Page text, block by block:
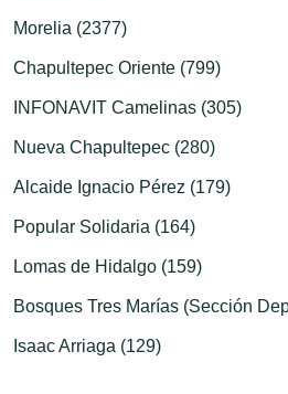
Morelia (2377)
Chapultepec Oriente (799)
INFONAVIT Camelinas (305)
Nueva Chapultepec (280)
Alcaide Ignacio Pérez (179)
Popular Solidaria (164)
Lomas de Hidalgo (159)
Bosques Tres Marías (Sección
Isaac Arriaga (129)